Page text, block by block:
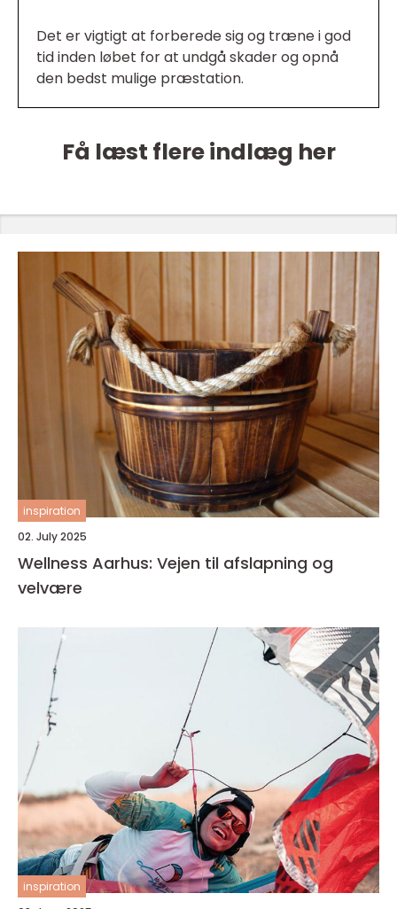
Det er vigtigt at forberede sig og træne i god
tid inden løbet for at undgå skader og opnå
den bedst mulige præstation.
Få læst flere indlæg her
inspiration
02. July 2025
Wellness Aarhus: Vejen til afslapning og
velvære
inspiration